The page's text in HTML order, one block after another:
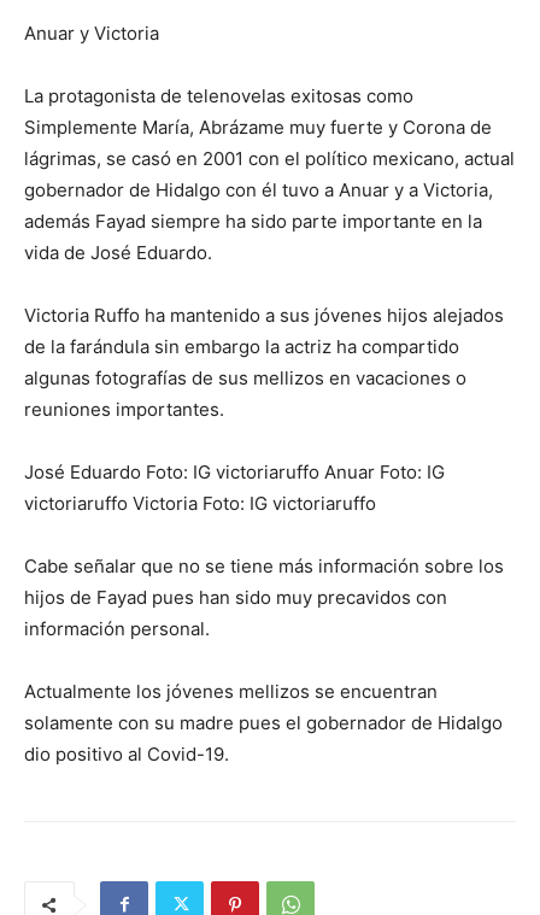
Anuar y Victoria
La protagonista de telenovelas exitosas como
Simplemente María, Abrázame muy fuerte y Corona de
lágrimas, se casó en 2001 con el político mexicano, actual
gobernador de Hidalgo con él tuvo a Anuar y a Victoria,
además Fayad siempre ha sido parte importante en la
vida de José Eduardo.
Victoria Ruffo ha mantenido a sus jóvenes hijos alejados
de la farándula sin embargo la actriz ha compartido
algunas fotografías de sus mellizos en vacaciones o
reuniones importantes.
José Eduardo Foto: IG victoriaruffo Anuar Foto: IG
victoriaruffo Victoria Foto: IG victoriaruffo
Cabe señalar que no se tiene más información sobre los
hijos de Fayad pues han sido muy precavidos con
información personal.
Actualmente los jóvenes mellizos se encuentran
solamente con su madre pues el gobernador de Hidalgo
dio positivo al Covid-19.